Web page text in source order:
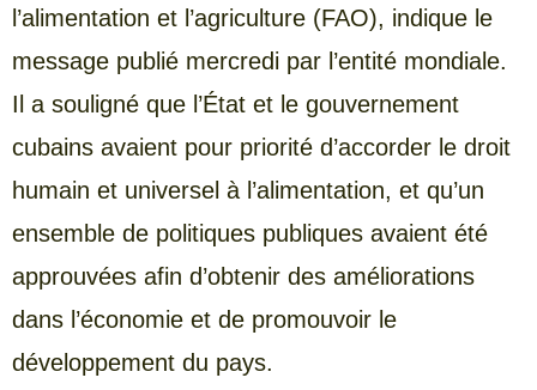
l’alimentation et l’agriculture (FAO), indique le
message publié mercredi par l’entité mondiale.
Il a souligné que l’État et le gouvernement
cubains avaient pour priorité d’accorder le droit
humain et universel à l’alimentation, et qu’un
ensemble de politiques publiques avaient été
approuvées afin d’obtenir des améliorations
dans l’économie et de promouvoir le
développement du pays.